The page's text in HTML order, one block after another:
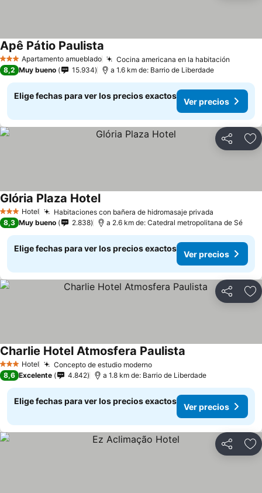
3 EstrellasApartamento amueblado Cocina americana en la habitación
Apê Pátio Paulista
8,2 Muy bueno 15.934 a 1.6 km de: Barrio de Liberdade
Elige fechas para ver los precios exactos
Ver precios
Compartir
3 Estrellas
Hotel Habitaciones con bañera de hidromasaje privada
Glória Plaza HotelVer precios
8,3 Muy bueno 2.838 a 2.6 km de: Catedral metropolitana de Sé
Elige fechas para ver los precios exactos
Ver precios
Compartir
3 Estrellas
Hotel Concepto de estudio modernoVer precios
Charlie Hotel Atmosfera Paulista
8,6 Excelente 4.842 a 1.8 km de: Barrio de Liberdade
Elige fechas para ver los precios exactos
Ver precios
Compartir